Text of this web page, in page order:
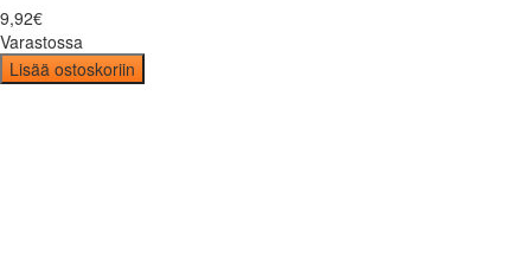
9,92€
Varastossa
Lisää ostoskoriin